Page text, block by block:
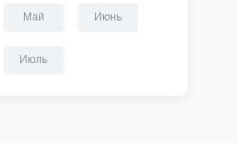
Май Июнь
Июль